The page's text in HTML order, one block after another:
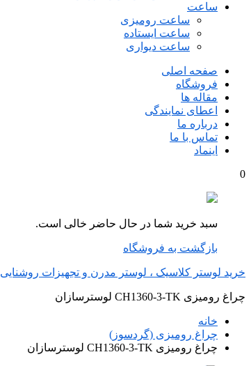
ساعت
ساعت رومیزی
ساعت ایستاده
ساعت دیواری
صفحه اصلی
فروشگاه
مقاله ها
اعطای نمایندگی
درباره ما
تماس با ما
اینماد
0
سبد خرید شما در حال حاضر خالی است.
بازگشت به فروشگاه
خرید لوستر کلاسیک ، لوستر مدرن و تجهیزات روشنایی
چراغ رومیزی CH1360-3-TK لوسترسازان
خانه
چراغ رومیزی (گردسوز)
چراغ رومیزی CH1360-3-TK لوسترسازان